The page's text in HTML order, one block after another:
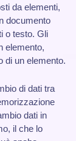
da elementi,
documento
o testo. Gli
elemento,
di un elemento.
di dati tra
dati in
il che lo